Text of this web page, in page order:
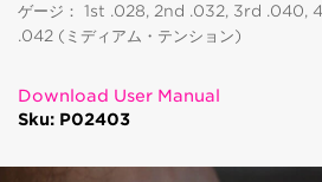
ゲージ： 1st .028, 2nd .032, 3rd
.042 (ミディアム・テンション)
Download User Manual
Sku: P02403